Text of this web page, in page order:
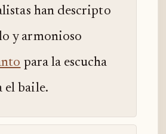
han descripto
y armonioso
para la escucha
el baile.